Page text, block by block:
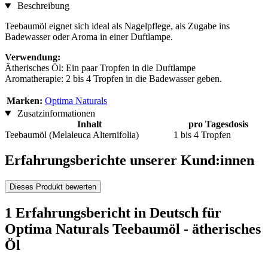
Beschreibung
Teebaumöl eignet sich ideal als Nagelpflege, als Zugabe ins
Badewasser oder Aroma in einer Duftlampe.
Verwendung:
Ätherisches Öl: Ein paar Tropfen in die Duftlampe
Aromatherapie: 2 bis 4 Tropfen in die Badewasser geben.
Marken: Optima Naturals
Zusatzinformationen
Inhalt
pro Tagesdosis
Teebaumöl (Melaleuca Alternifolia)
1 bis 4 Tropfen
Erfahrungsberichte unserer Kund:innen
Dieses Produkt bewerten
1 Erfahrungsbericht in Deutsch für
Optima Naturals Teebaumöl - ätherisches
Öl